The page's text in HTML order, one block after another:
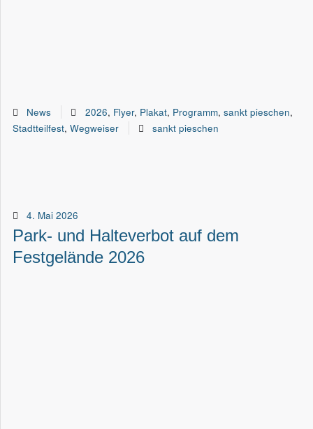
News 2026, Flyer, Plakat, Programm, sankt pieschen,
Stadtteilfest, Wegweiser sankt pieschen
4. Mai 2026
Park- und Halteverbot auf dem
Festgelände 2026